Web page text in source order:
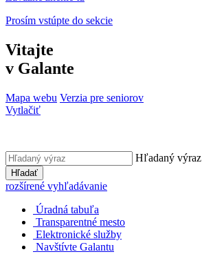
Prosím vstúpte do sekcie
Vitajte
v Galante
Mapa webu Verzia pre seniorov
Vytlačiť
Hľadaný výraz
Hľadať
rozšírené vyhľadávanie
Úradná tabuľa
Transparentné mesto
Elektronické služby
Navštívte Galantu